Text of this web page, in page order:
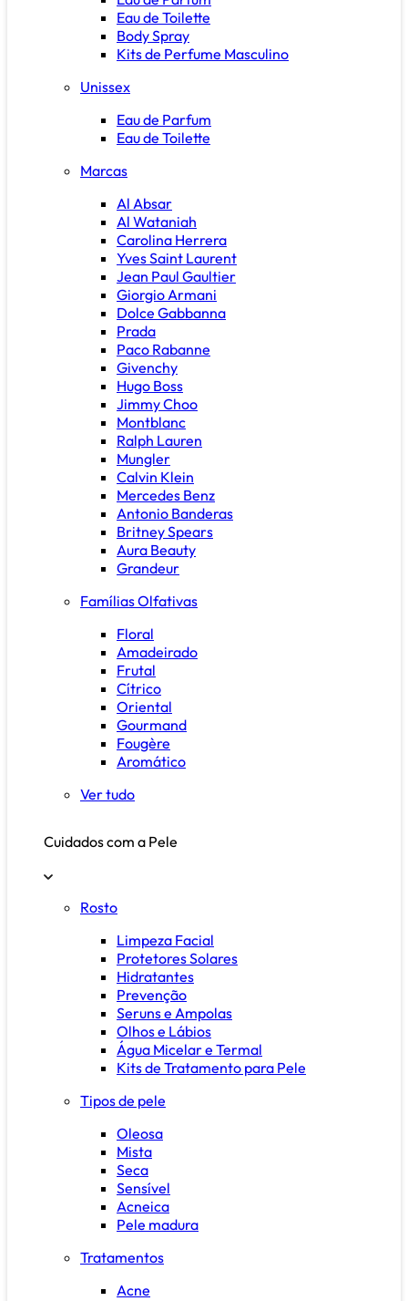
Eau de Toilette
Body Spray
Kits de Perfume Masculino
Unissex
Eau de Parfum
Eau de Toilette
Marcas
Al Absar
Al Wataniah
Carolina Herrera
Yves Saint Laurent
Jean Paul Gaultier
Giorgio Armani
Dolce Gabbanna
Prada
Paco Rabanne
Givenchy
Hugo Boss
Jimmy Choo
Montblanc
Ralph Lauren
Mungler
Calvin Klein
Mercedes Benz
Antonio Banderas
Britney Spears
Aura Beauty
Grandeur
Famílias Olfativas
Floral
Amadeirado
Frutal
Cítrico
Oriental
Gourmand
Fougère
Aromático
Ver tudo
Cuidados com a Pele
Rosto
Limpeza Facial
Protetores Solares
Hidratantes
Prevenção
Seruns e Ampolas
Olhos e Lábios
Água Micelar e Termal
Kits de Tratamento para Pele
Tipos de pele
Oleosa
Mista
Seca
Sensível
Acneica
Pele madura
Tratamentos
Acne